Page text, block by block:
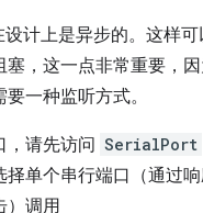
设计上是异步的。这样
塞，这一点非常重要，
一种监听方式。
，请先访问 SerialPort
择单个串行端口（通过
）调用